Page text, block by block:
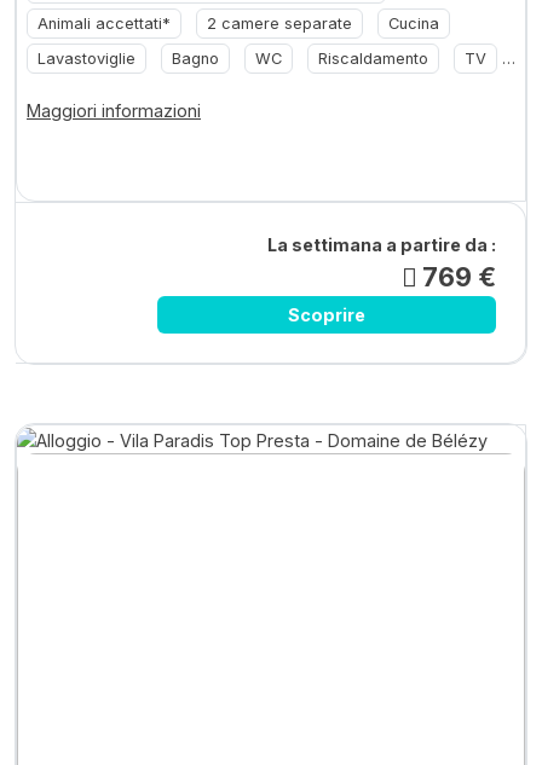
Animali accettati*
2 camere separate
Cucina
Lavastoviglie
Bagno WC Riscaldamento
TV
Maggiori informazioni
La settimana a partire da :
769 €
Scoprire